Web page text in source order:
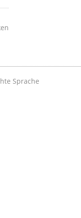
Sprache